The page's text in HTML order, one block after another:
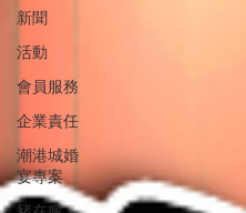
新聞
活動
會員服務
企業責任
潮港城婚
宴專案